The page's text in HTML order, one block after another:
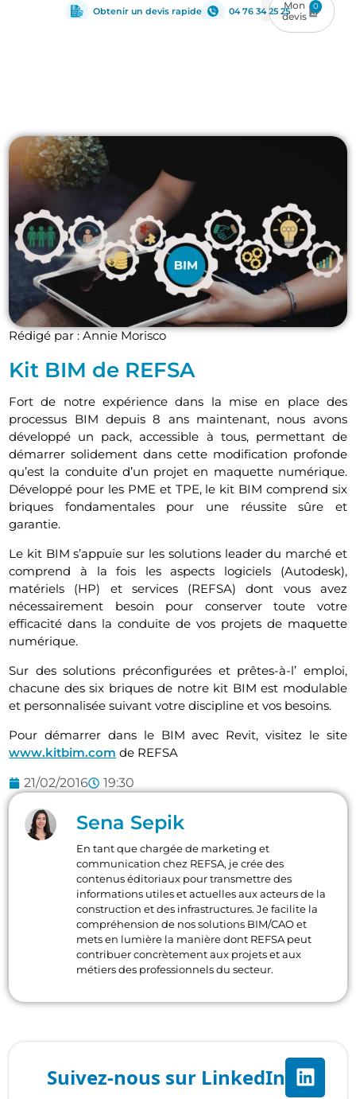
Obtenir un devis rapide 04 76 34 25 25 0
Rédigé par : Annie Morisco
Kit BIM de REFSA
Fort de notre expérience dans la mise en place des
processus BIM depuis 8 ans maintenant, nous avons
développé un pack, accessible à tous, permettant de
démarrer solidement dans cette modification profonde
qu’est la conduite d’un projet en maquette numérique.
Développé pour les PME et TPE, le kit BIM comprend six
briques fondamentales pour une réussite sûre et
garantie.
Le kit BIM s’appuie sur les solutions leader du marché et
comprend à la fois les aspects logiciels (Autodesk),
matériels (HP) et services (REFSA) dont vous avez
nécessairement besoin pour conserver toute votre
efficacité dans la conduite de vos projets de maquette
numérique.
Sur des solutions préconfigurées et prêtes-à-l’ emploi,
chacune des six briques de notre kit BIM est modulable
et personnalisée suivant votre discipline et vos besoins.
Pour démarrer dans le BIM avec Revit, visitez le site
www.kitbim.com de REFSA
21/02/2016 19:30
Sena Sepik
En tant que chargée de marketing et
communication chez REFSA, je crée des
contenus éditoriaux pour transmettre des
informations utiles et actuelles aux acteurs de la
construction et des infrastructures. Je facilite la
compréhension de nos solutions BIM/CAO et
mets en lumière la manière dont REFSA peut
contribuer concrètement aux projets et aux
métiers des professionnels du secteur.